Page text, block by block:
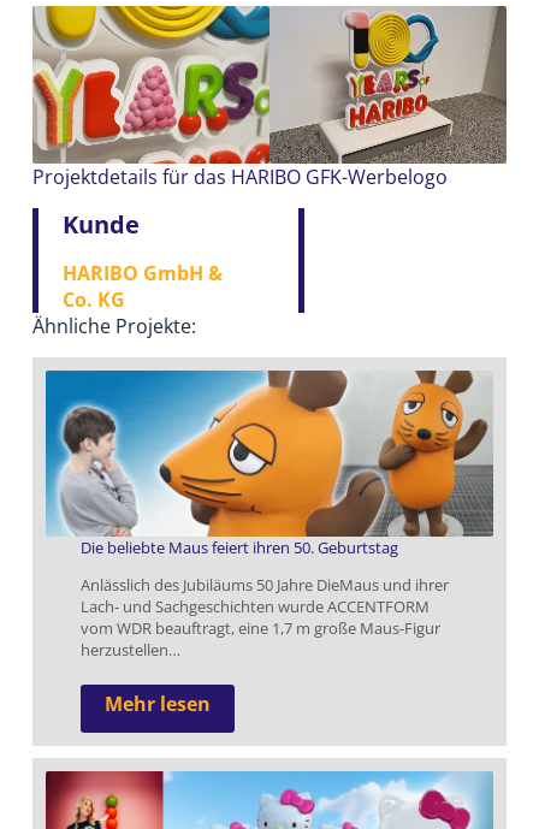
Projektdetails für das HARIBO GFK-Werbelogo
Kunde
HARIBO GmbH &
Co. KG
Ähnliche Projekte:
Die beliebte Maus feiert ihren 50. Geburtstag
Anlässlich des Jubiläums 50 Jahre DieMaus und ihrer
Lach- und Sachgeschichten wurde ACCENTFORM
vom WDR beauftragt, eine 1,7 m große Maus-Figur
herzustellen…
Mehr lesen